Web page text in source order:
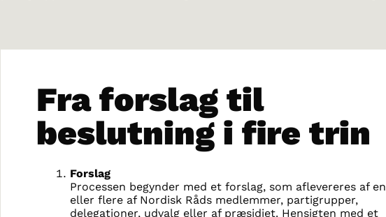
Fra forslag til
beslutning i fire trin
Forslag
Processen begynder med et forslag, som aflevereres af en
eller flere af Nordisk Råds medlemmer, partigrupper,
delegationer, udvalg eller af præsidiet. Hensigten med et